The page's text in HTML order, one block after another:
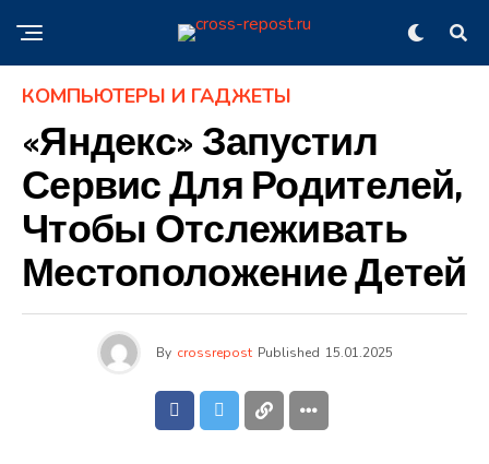
КОМПЬЮТЕРЫ И ГАДЖЕТЫ
«Яндекс» Запустил
Сервис Для Родителей,
Чтобы Отслеживать
Местоположение Детей
By crossrepost Published 15.01.2025